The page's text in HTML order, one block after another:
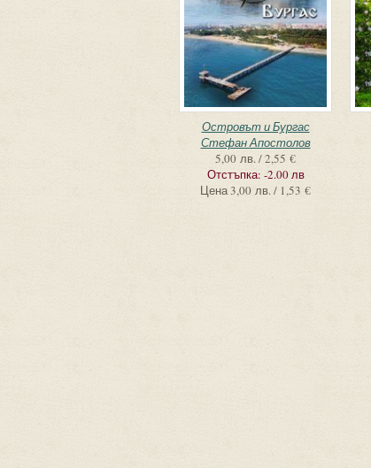
Островът и Бургас
Стефан Апостолов
5,00 лв. / 2,55 €
Отстъпка: -2.00 лв
Цена3,00 лв. / 1,53 €